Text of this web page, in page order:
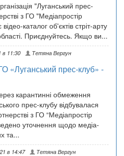
"Луганський прес-
з ГО "Медіапростір
каталог об'єктів стріт-арту
Приєднуйтесь. Якщо ви...
в 11:30 Тетяна Вергун
«Луганський прес-клуб» -
карантинні обмеження
прес-клубу відбувалася
з ГО “Медіапростір
уточнення щодо медіа-
та...
в 14:47 Тетяна Вергун